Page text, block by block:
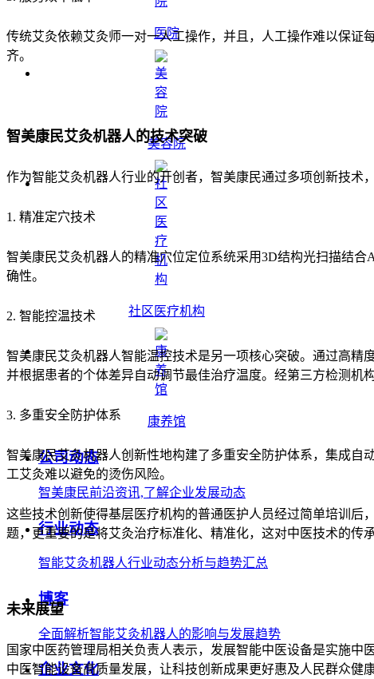
医院
美容院
社区医疗机构
康养馆
公司动态
智美康民前沿资讯,了解企业发展动态
行业动态
智能艾灸机器人行业动态分析与趋势汇总
博客
全面解析智能艾灸机器人的影响与发展趋势
企业文化
传统艾灸依赖艾灸师一对一人工操作，并且，人工操作难以保
齐。
智美康民艾灸机器人的技术突破
作为智能艾灸机器人行业的开创者，智美康民通过多项创新技术
1. 精准定穴技术
智美康民艾灸机器人的精准穴位定位系统采用3D结构光扫描结
确性。
2. 智能控温技术
智美康民艾灸机器人智能温控技术是另一项核心突破。通过高精
并根据患者的个体差异自动调节最佳治疗温度。经第三方检测机
3. 多重安全防护体系
智美康民艾灸机器人创新性地构建了多重安全防护体系，集成
工艾灸难以避免的烫伤风险。
这些技术创新使得基层医疗机构的普通医护人员经过简单培训
题，更重要的是将艾灸治疗标准化、精准化，这对中医技术的传
未来展望
国家中医药管理局相关负责人表示，发展智能中医设备是实施
中医智能设备高质量发展，让科技创新成果更好惠及人民群众健康